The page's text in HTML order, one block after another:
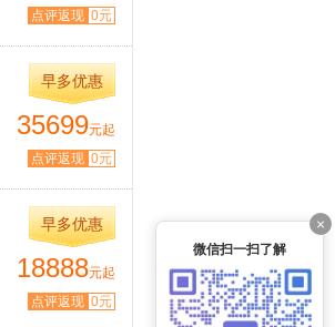
点评返现 0元
早多优惠
35699元起
点评返现 0元
早多优惠
18888元起
点评返现 0元
×
微信扫一扫了解